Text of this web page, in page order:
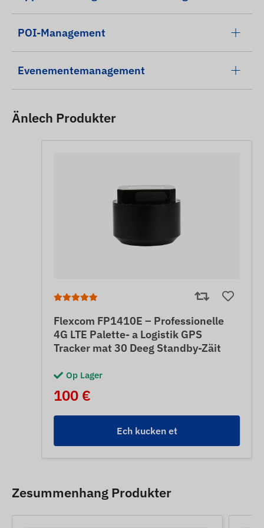
POI-Management
Evenementemanagement
Änlech Produkter
Flexcom FP1410E – Professionelle
4G LTE Palette- a Logistik GPS
Tracker mat 30 Deeg Standby-Zäit
Op Lager
100 €
Ech kucken et
Zesummenhang Produkter